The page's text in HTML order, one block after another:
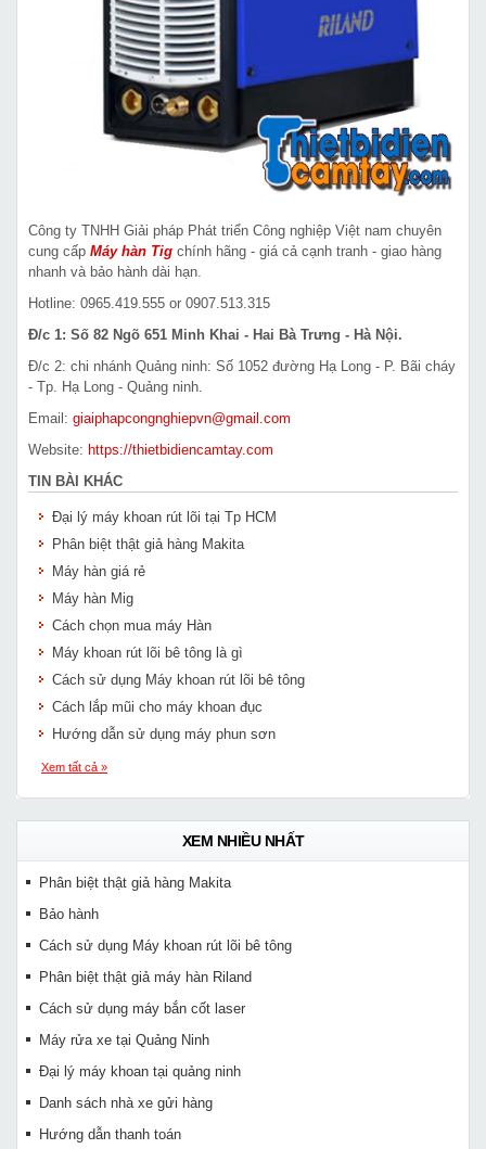
Công ty TNHH Giải pháp Phát triển Công nghiệp Việt nam chuyên
cung cấp Máy hàn Tig chính hãng - giá cả cạnh tranh - giao hàng
nhanh và bảo hành dài hạn.
Hotline: 0965.419.555 or 0907.513.315
Đ/c 1: Số 82 Ngõ 651 Minh Khai - Hai Bà Trưng - Hà Nội.
Đ/c 2: chi nhánh Quảng ninh: Số 1052 đường Hạ Long - P. Bãi cháy
- Tp. Hạ Long - Quảng ninh.
Email: giaiphapcongnghiepvn@gmail.com
Website: https://thietbidiencamtay.com
TIN BÀI KHÁC
Đại lý máy khoan rút lõi tại Tp HCM
Phân biệt thật giả hàng Makita
Máy hàn giá rẻ
Máy hàn Mig
Cách chọn mua máy Hàn
Máy khoan rút lõi bê tông là gì
Cách sử dụng Máy khoan rút lõi bê tông
Cách lắp mũi cho máy khoan đục
Hướng dẫn sử dụng máy phun sơn
Xem tất cả »
XEM NHIỀU NHẤT
Phân biệt thật giả hàng Makita
Bảo hành
Cách sử dụng Máy khoan rút lõi bê tông
Phân biệt thật giả máy hàn Riland
Cách sử dụng máy bắn cốt laser
Máy rửa xe tại Quảng Ninh
Đại lý máy khoan tại quảng ninh
Danh sách nhà xe gửi hàng
Hướng dẫn thanh toán